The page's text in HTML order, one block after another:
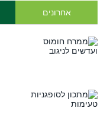
אחרונים